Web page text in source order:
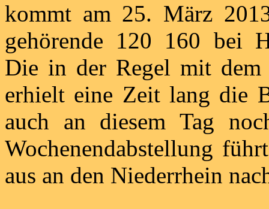
kommt am 25. März
gehörende 120 160 bei
Die in der Regel mit dem
erhielt eine Zeit lang die
auch an diesem Tag
Wochenendabstellung
aus an den Niederrhein